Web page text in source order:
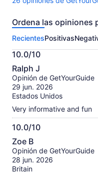
Hay
opiniones
esta
actividad.
Más
información
sobre
nuestras
opiniones
Ordena las opiniones
RecientesPositivas
10.0/10
10.0
de
10
Ralph J
Opinión de GetYourGuide
29 jun. 2026
Estados Unidos
Very informative and fun
10.0/10
10.0
de
10
Zoe B
Opinión de GetYourGuide
28 jun. 2026
Britain